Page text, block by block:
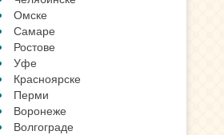
Омске
Самаре
Ростове
Уфе
Красноярске
Перми
Воронеже
Волгограде